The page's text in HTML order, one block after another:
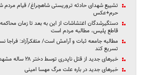
تشییع شهدای حادثه تروریستی شاهچراغ/ قیام مردم
حرم+عکس
دستگیرشدگان اغتشاشات از این به بعد تا زمان
قاطع پلیس، مطالبه مردم است
مطالبه جامعه ثبات و آرامش است/ متفکرآزاد: فراجا
تسریع کند
خبرهای جدید از قتل ناپدری توسط دختر ۲۸ ساله مشهدی
خبرهای جدید در باره علت مرگ مهسا امینی